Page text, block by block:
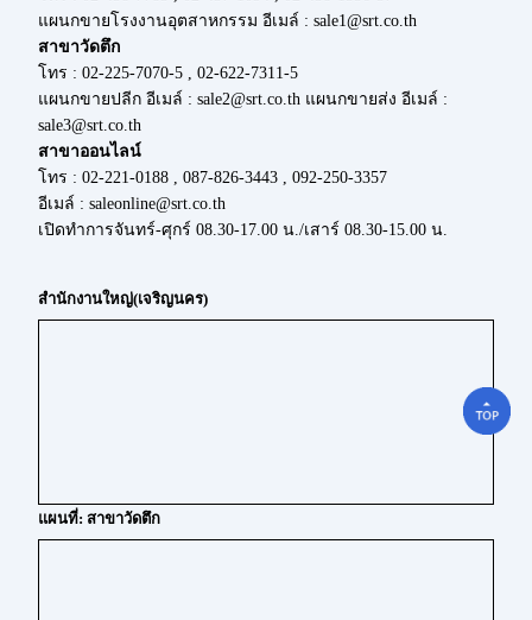
แผนกขายโรงงานอุตสาหกรรม อีเมล์ : sale1@srt.co.th
สาขาวัดตึก
โทร : 02-225-7070-5 , 02-622-7311-5
แผนกขายปลีก อีเมล์ : sale2@srt.co.th แผนกขายส่ง อีเมล์ :
sale3@srt.co.th
สาขาออนไลน์
โทร : 02-221-0188 , 087-826-3443 , 092-250-3357
อีเมล์ : saleonline@srt.co.th
เปิดทำการจันทร์-ศุกร์ 08.30-17.00 น./เสาร์ 08.30-15.00 น.
สำนักงานใหญ่(เจริญนคร)
แผนที่: สาขาวัดตึก